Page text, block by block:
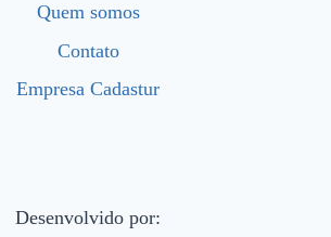
Quem somos
Contato
Empresa Cadastur
Desenvolvido por: